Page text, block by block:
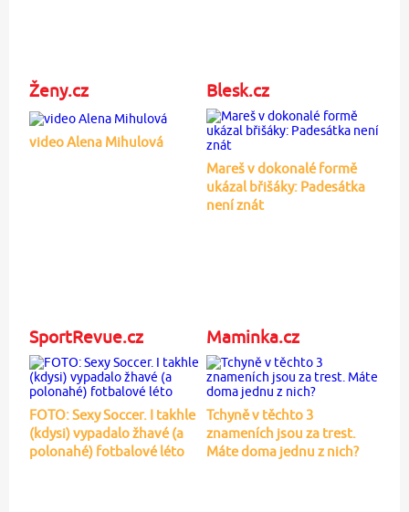
Ženy.cz
video Alena Mihulová
Blesk.cz
Mareš v dokonalé formě
ukázal břišáky: Padesátka
není znát
SportRevue.cz
FOTO: Sexy Soccer. I takhle
(kdysi) vypadalo žhavé (a
polonahé) fotbalové léto
Maminka.cz
Tchyně v těchto 3
znameních jsou za trest.
Máte doma jednu z nich?